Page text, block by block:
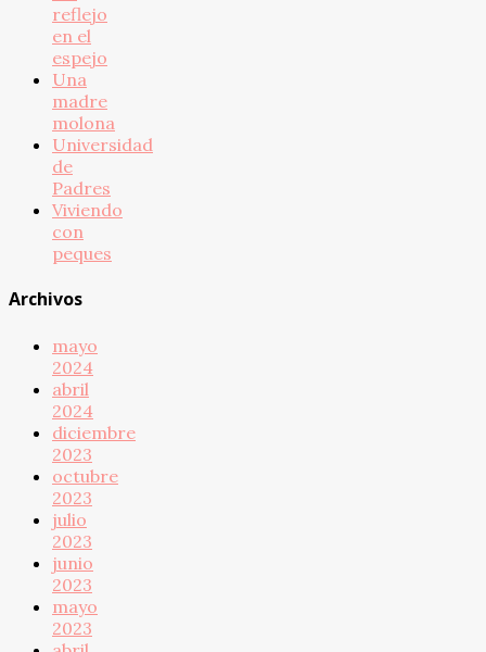
reflejo
en el
espejo
Una
madre
molona
Universidad
de
Padres
Viviendo
con
peques
Archivos
mayo
2024
abril
2024
diciembre
2023
octubre
2023
julio
2023
junio
2023
mayo
2023